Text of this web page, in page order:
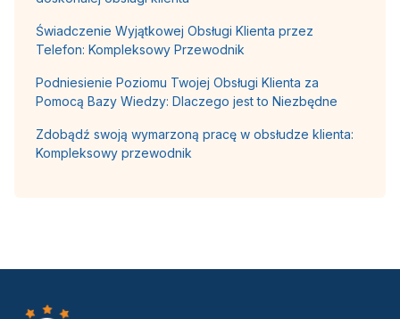
Świadczenie Wyjątkowej Obsługi Klienta przez
Telefon: Kompleksowy Przewodnik
Podniesienie Poziomu Twojej Obsługi Klienta za
Pomocą Bazy Wiedzy: Dlaczego jest to Niezbędne
Zdobądź swoją wymarzoną pracę w obsłudze klienta:
Kompleksowy przewodnik